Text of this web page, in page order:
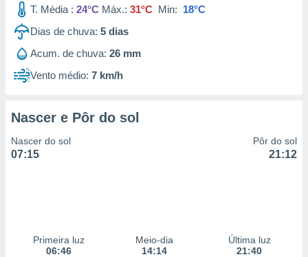
T. Média : 24°C Máx.: 31°C Min: 18°C
Dias de chuva: 5 dias
Acum. de chuva: 26 mm
Vento médio: 7 km/h
Nascer e Pôr do sol
Nascer do sol
07:15
Pôr do sol
21:12
Primeira luz
06:46
Meio-dia
14:14
Última luz
21:40